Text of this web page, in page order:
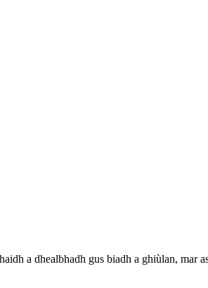
a dhealbhadh gus biadh a ghiùlan, mar